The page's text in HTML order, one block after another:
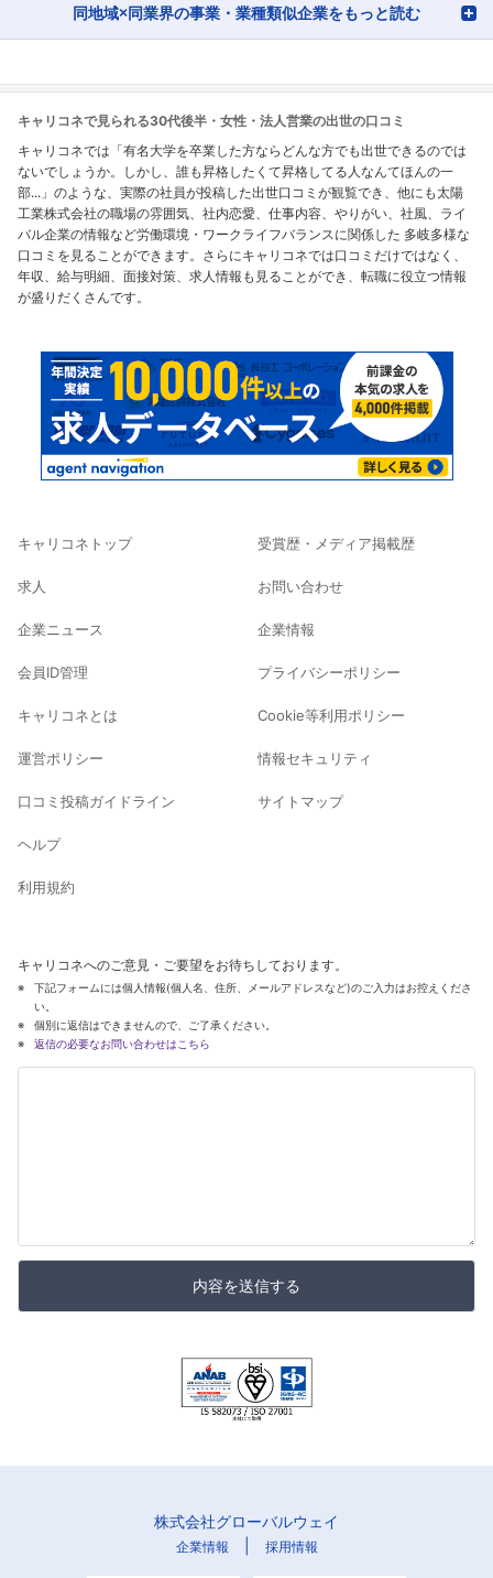
同地域×同業界の事業・業種類似企業をもっと読む
キャリコネで見られる30代後半・女性・法人営業の出世の口コミ
キャリコネでは「有名大学を卒業した方ならどんな方でも出世できるのでは
ないでしょうか。しかし、誰も昇格したくて昇格してる人なんてほんの一
部...」のような、実際の社員が投稿した出世口コミが観覧でき、他にも太陽
工業株式会社の職場の雰囲気、社内恋愛、仕事内容、やりがい、社風、ライ
バル企業の情報など労働環境・ワークライフバランスに関係した 多岐多様な
口コミを見ることができます。さらにキャリコネでは口コミだけではなく、
年収、給与明細、面接対策、求人情報も見ることができ、転職に役立つ情報
が盛りだくさんです。
キャリコネトップ
求人
企業ニュース
会員ID管理
キャリコネとは
運営ポリシー
口コミ投稿ガイドライン
ヘルプ
利用規約
受賞歴・メディア掲載歴
お問い合わせ
企業情報
プライバシーポリシー
Cookie等利用ポリシー
情報セキュリティ
サイトマップ
キャリコネへのご意見・ご要望をお待ちしております。
下記フォームには個人情報(個人名、住所、メールアドレスなど)のご入力はお控えくださ
い。
個別に返信はできませんので、ご了承ください。
返信の必要なお問い合わせはこちら
内容を送信する
株式会社グローバルウェイ
企業情報 採用情報